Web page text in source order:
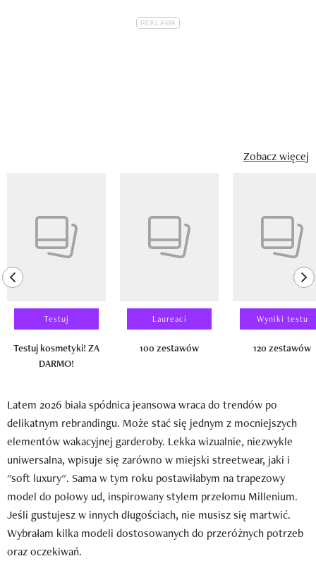
Zobacz więcej
previous element
Testuj
Testuj kosmetyki! ZA
DARMO!
Laureaci
100 zestawów
Wyniki testu
120 zestawów
Latem 2026 biała spódnica jeansowa wraca do trendów po
delikatnym rebrandingu. Może stać się jednym z mocniejszych
elementów wakacyjnej garderoby. Lekka wizualnie, niezwykle
uniwersalna, wpisuje się zarówno w miejski streetwear, jaki i
"soft luxury". Sama w tym roku postawiłabym na trapezowy
model do połowy ud, inspirowany stylem przełomu Millenium.
Jeśli gustujesz w innych długościach, nie musisz się martwić.
Wybrałam kilka modeli dostosowanych do przeróżnych potrzeb
oraz oczekiwań.